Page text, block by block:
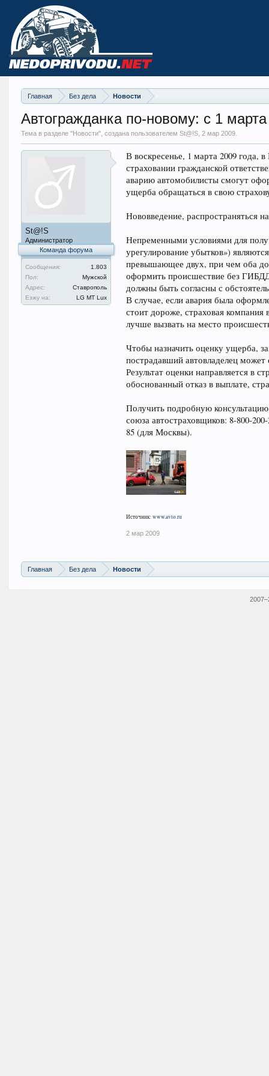
Главная Без дела Новости
Автогражданка по-новому: с 1 марта
Тема в разделе "Новости", создана пользователем St@!S, 2 мар 2009.
St@!S
Администратор
Команда форума
Сообщения:
1.803
Пол:
Мужской
Адрес:
Ставрополь
Езжу на:
LG MT Lux
В воскресенье, 1 марта 2009 года,
страховании гражданской
аварию автомобилисты смогут
ущерба обращаться в свою
Нововведение, распространяться
Непременными условиями для
урегулирование убытков»)
превышающее двух, при чем оба
оформить происшествие без
должны быть согласны с
В случае, если авария была
стоит дороже, страховая
лучше вызвать на место
Чтобы назначить оценку ущерба,
пострадавший автовладелец
Результат оценки направляется в
обоснованный отказ в выплате,
Получить подробную
союза автостраховщиков: 8-800-
85 (для Москвы).
Источник: www.avto.ru
2 мар 2009
Главная Без дела Новости
2007–